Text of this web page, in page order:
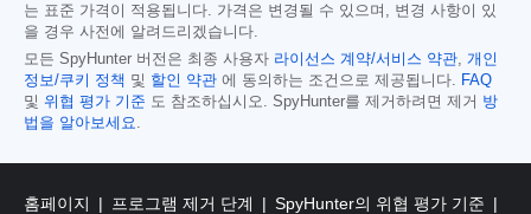
는 표준 가격이 적용됩니다. 가격은 변경될 수 있으며, 변경 사항이 있
을 경우 사전에 알려드리겠습니다.
모든 SpyHunter 버전은 최종 사용자 라이선스 계약/서비스 약관
개인
정보/쿠키 정책 및 할인 약관 에 동의하는 조건으로 제공됩니다.
FAQ
및 위협 평가 기준 도 참조하십시오. SpyHunter를 제거하려면 제거 방
법을 알아보세요
홈페이지 프로그램 제거 단계 SpyHunter의 위협 평가 기준